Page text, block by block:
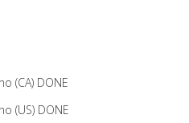
(CA) DONE
(US) DONE